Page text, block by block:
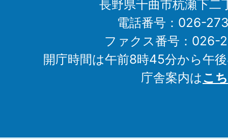
長野県千曲市杭瀬下二
電話番号：026-
ファクス番号：026-
開庁時間は午前8時45分から午
庁舎案内はこ